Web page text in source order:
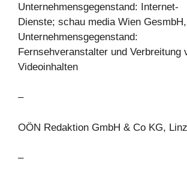
Unternehmensgegenstand: Internet-
Dienste; schau media Wien GesmbH,
Unternehmensgegenstand:
Fernsehveranstalter und Verbreitung
Videoinhalten
–
OÖN Redaktion GmbH & Co KG,
–